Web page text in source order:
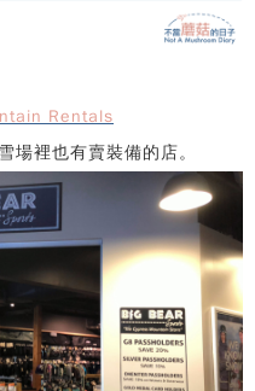
Rentals
場裡也有賣裝備的店。